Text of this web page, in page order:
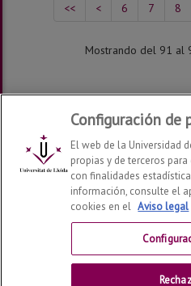
<< < 6 7 8
Mostrando del 91 al
Centro de Ayuda del Campus
Contactar
Configuración de
El web de la Universidad
propias y de terceros
con finalidades
información, consulte el
cookies en el Aviso legal